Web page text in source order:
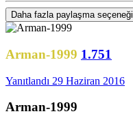
Daha fazla paylaşma seçeneği
Arman-1999 1.751
Yanıtlandı 29 Haziran 2016
Arman-1999